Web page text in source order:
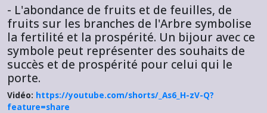
- L'abondance de fruits et de feuilles, de
fruits sur les branches de l'Arbre symbolise
la fertilité et la prospérité. Un bijour avec ce
symbole peut représenter des souhaits de
succès et de prospérité pour celui qui le
porte.
Vidéo: https://youtube.com/shorts/_As6_H-zV-Q?
feature=share